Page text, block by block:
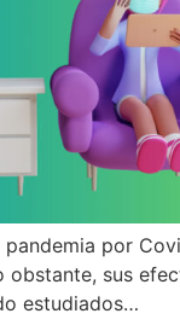
pandemia por
obstante, sus
estudiados…